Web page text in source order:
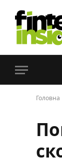
Головна